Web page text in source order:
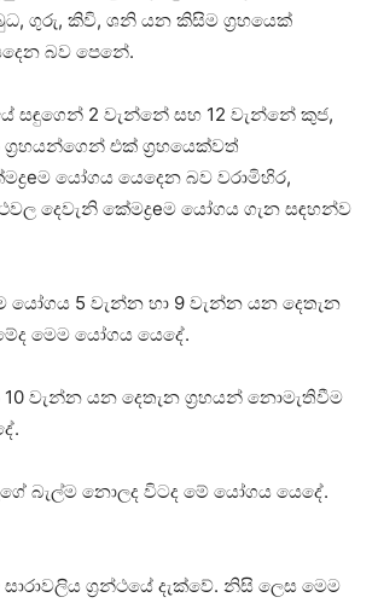
ගුරු, කිවි, ශනි යන කිසිම ග්‍රහයෙක්‌
බව පෙනේ.
සඳුගෙන් 2 වැන්නේ සහ 12 වැන්නේ කුජ,
එක්‌ ග්‍රහයෙක්‌වත්
යෝගය යෙදෙන බව වරාමිහිර,
දෙවැනි කේමද්‍රeම යෝගය ගැන සඳහන්ව
යෝගය 5 වැන්න හා 9 වැන්න යන දෙතැන
මෙම යෝගය යෙදේ.
වැන්න යන දෙතැන ග්‍රහයන් නොමැතිවීම
බැල්ම නොලද විටද මේ යෝගය යෙදේ.
ග්‍රන්ථයේ දැක්‌වේ. නිසි ලෙස මෙම